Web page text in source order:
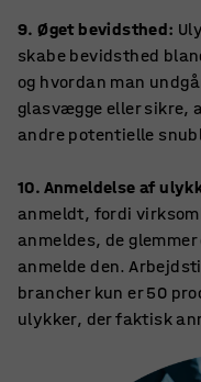
9. Øget bevidsthed:
skabe bevidsthed
og hvordan man
glasvægge eller sikre,
andre potentielle
10. Anmeldelse af
anmeldt, fordi
anmeldes, de
anmelde den.
brancher kun er 50
ulykker, der faktisk